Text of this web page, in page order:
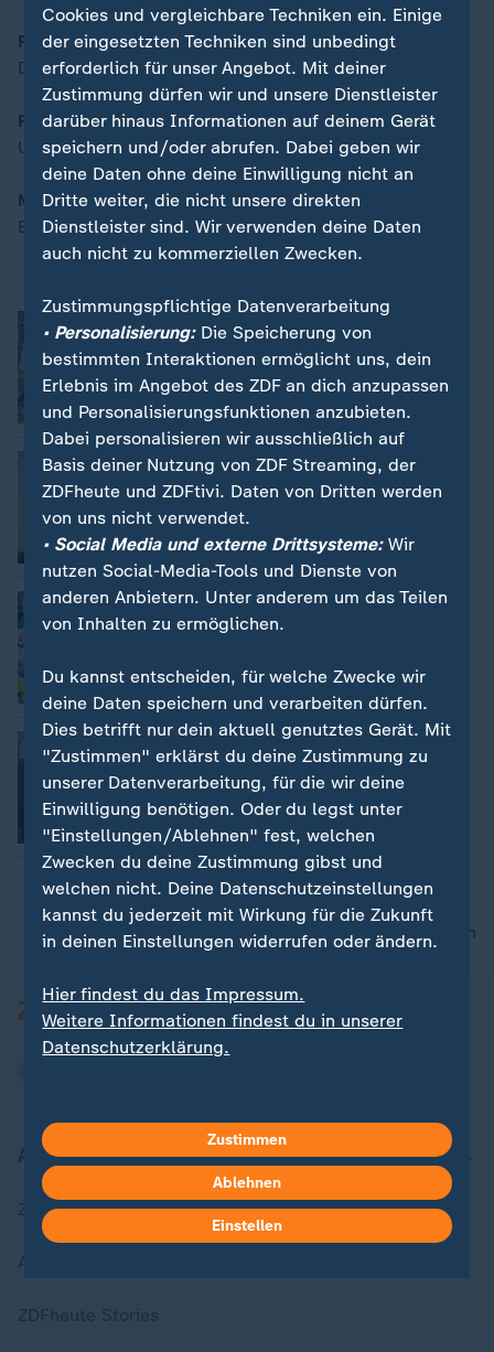
Frachtflugzeug in Litauen abgestürzt
Deutschland schickt Ermittler
Präsidentenwahl in Rumänien
Ultrarechter Kandidat vorn
Moderation:
Bobby Cherian
Flugzeugabsturz in Litauen
Natalie Steger
Video1:56
Präsidentschaftswahl in Rumänien
Christian von Rechenberg
Video 3:34
Wie gefährlich ist Mikroplastik?
Christina-Maria Pfersdorf
Schwere Steine - Starke Frauen
Linda Kierstan
Video 2:19
nach oben
Aktuell bei ZDFheute
Zuletzt veröffentlicht
Cookies und vergleichbare Techniken ein. Einige
der eingesetzten Techniken sind unbedingt
erforderlich für unser Angebot. Mit deiner
Zustimmung dürfen wir und unsere Dienstleister
darüber hinaus Informationen auf deinem Gerät
speichern und/oder abrufen. Dabei geben wir
deine Daten ohne deine Einwilligung nicht an
Dritte weiter, die nicht unsere direkten
Dienstleister sind. Wir verwenden deine Daten
auch nicht zu kommerziellen Zwecken.
Zustimmungspflichtige Datenverarbeitung
• Personalisierung:Die Speicherung von
bestimmten Interaktionen ermöglicht uns, dein
Erlebnis im Angebot des ZDF an dich anzupassen
und Personalisierungsfunktionen anzubieten.
Dabei personalisieren wir ausschließlich auf
Basis deiner Nutzung von ZDF Streaming, der
ZDFheute und ZDFtivi. Daten von Dritten werden
von uns nicht verwendet.
• Social Media und externe Drittsysteme:Wir
nutzen Social-Media-Tools und Dienste von
anderen Anbietern. Unter anderem um das Teilen
von Inhalten zu ermöglichen.
Du kannst entscheiden, für welche Zwecke wir
deine Daten speichern und verarbeiten dürfen.
Dies betrifft nur dein aktuell genutztes Gerät. Mit
"Zustimmen" erklärst du deine Zustimmung zu
unserer Datenverarbeitung, für die wir deine
Einwilligung benötigen. Oder du legst unter
"Einstellungen/Ablehnen" fest, welchen
Zwecken du deine Zustimmung gibst und
welchen nicht. Deine Datenschutzeinstellungen
kannst du jederzeit mit Wirkung für die Zukunft
in deinen Einstellungen widerrufen oder ändern.
Hier findest du das Impressum.
Weitere Informationen findest du in unserer
Datenschutzerklärung.
Zustimmen
Ablehnen
Einstellen